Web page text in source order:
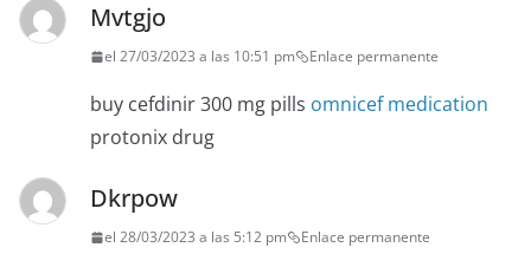
Mvtgjo
el 27/03/2023 a las 10:51 pm Enlace permanente
buy cefdinir 300 mg pills omnicef medication
protonix drug
Dkrpow
el 28/03/2023 a las 5:12 pm Enlace permanente